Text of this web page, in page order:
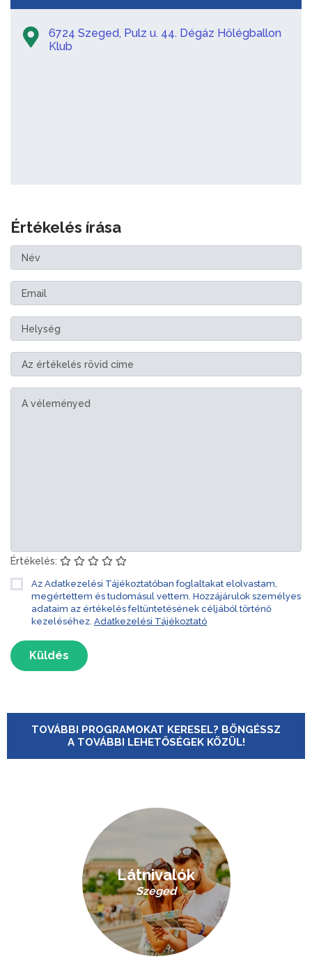
6724 Szeged, Pulz u. 44. Dégáz Hőlégballon
Klub
Értékelés írása
Értékelés:
Az Adatkezelési Tájékoztatóban foglaltakat elolvastam,
megértettem és tudomásul vettem. Hozzájárulok személyes
adataim az értékelés feltüntetésének céljából történő
kezeléséhez. Adatkezelési Tájékoztató
Küldés
TOVÁBBI PROGRAMOKAT KERESEL? BÖNGÉSSZ
A TOVÁBBI LEHETŐSÉGEK KÖZÜL!
Látnivalók
Szeged